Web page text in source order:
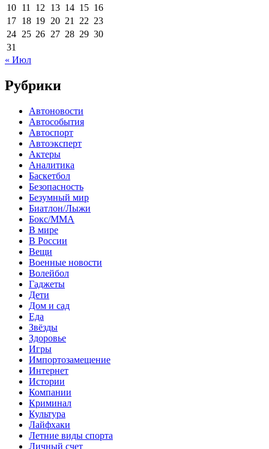
10 11 12 13 14 15 16
17 18 19 20 21 22 23
24 25 26 27 28 29 30
31
« Июл
Рубрики
Автоновости
Автособытия
Автоспорт
Автоэксперт
Актеры
Аналитика
Баскетбол
Безопасность
Безумный мир
Биатлон/Лыжи
Бокс/MMA
В мире
В России
Вещи
Военные новости
Волейбол
Гаджеты
Дети
Дом и сад
Еда
Звёзды
Здоровье
Игры
Импортозамещение
Интернет
Истории
Компании
Криминал
Культура
Лайфхаки
Летние виды спорта
Личный счет